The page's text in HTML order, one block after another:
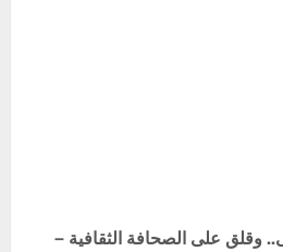
وقلق على الصحافة الثقافية –